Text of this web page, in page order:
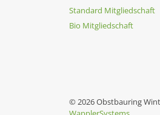
Standard Mitgliedschaft
Bio Mitgliedschaft
© 2026 Obstbauring